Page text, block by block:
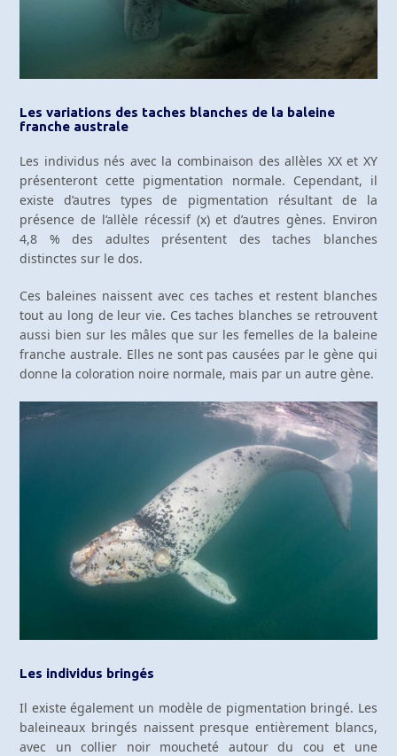
Les variations des taches blanches de la baleine
franche australe
Les individus nés avec la combinaison des allèles XX et XY
présenteront cette pigmentation normale. Cependant, il
existe d’autres types de pigmentation résultant de la
présence de l’allèle récessif (x) et d’autres gènes. Environ
4,8 % des adultes présentent des taches blanches
distinctes sur le dos.
Ces baleines naissent avec ces taches et restent blanches
tout au long de leur vie. Ces taches blanches se retrouvent
aussi bien sur les mâles que sur les femelles de la baleine
franche australe. Elles ne sont pas causées par le gène qui
donne la coloration noire normale, mais par un autre gène.
Les individus bringés
Il existe également un modèle de pigmentation bringé. Les
baleineaux bringés naissent presque entièrement blancs,
avec un collier noir moucheté autour du cou et une